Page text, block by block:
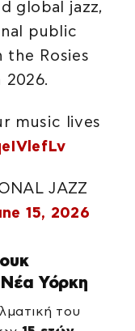
global jazz,
public
Rosies
2026.
music lives
JAZZ
15, 2026
Νέα Υόρκη
του